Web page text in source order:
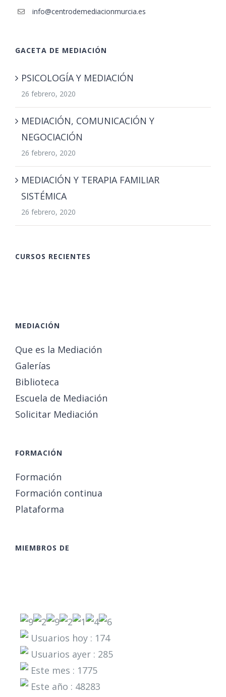
info@centrodemediacionmurcia.es
GACETA DE MEDIACIÓN
PSICOLOGÍA Y MEDIACIÓN
26 febrero, 2020
MEDIACIÓN, COMUNICACIÓN Y
NEGOCIACIÓN
26 febrero, 2020
MEDIACIÓN Y TERAPIA FAMILIAR
SISTÉMICA
26 febrero, 2020
CURSOS RECIENTES
MEDIACIÓN
Que es la Mediación
Galerías
Biblioteca
Escuela de Mediación
Solicitar Mediación
FORMACIÓN
Formación
Formación continua
Plataforma
MIEMBROS DE
Usuarios hoy : 174
Usuarios ayer : 285
Este mes : 1775
Este año : 48283